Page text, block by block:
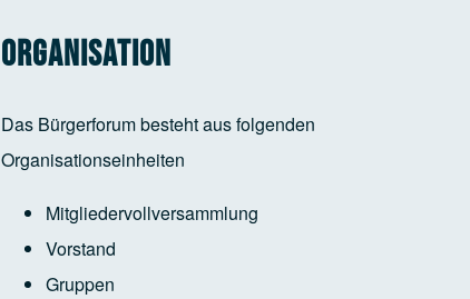
Organisation
Das Bürgerforum besteht aus folgenden
Organisationseinheiten
Mitgliedervollversammlung
Vorstand
Gruppen